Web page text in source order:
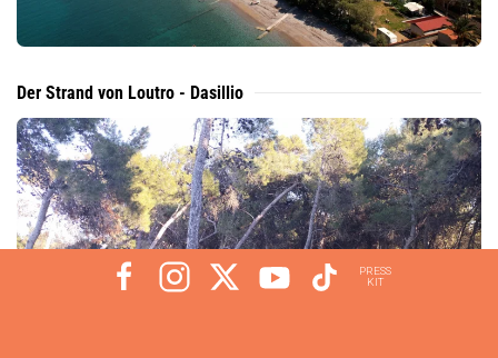
Der Strand von Loutro - Dasillio
PRESS
KIT